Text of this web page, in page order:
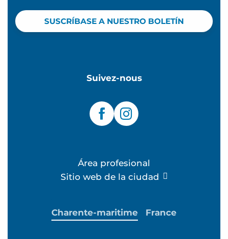
SUSCRÍBASE A NUESTRO BOLETÍN
Suivez-nous
Área profesional
Sitio web de la ciudad
Charente-maritime France